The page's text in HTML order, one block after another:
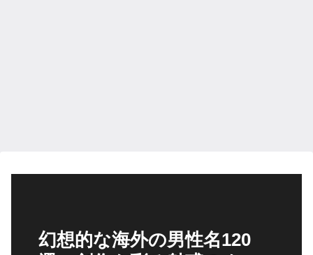
幻想的な海外の男性名120